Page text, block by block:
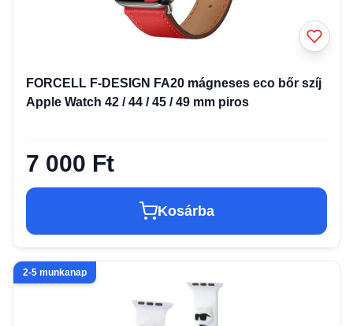
FORCELL F-DESIGN FA20 mágneses eco bőr szíj
Apple Watch 42 / 44 / 45 / 49 mm piros
7 000 Ft
Kosárba
2-5 munkanap